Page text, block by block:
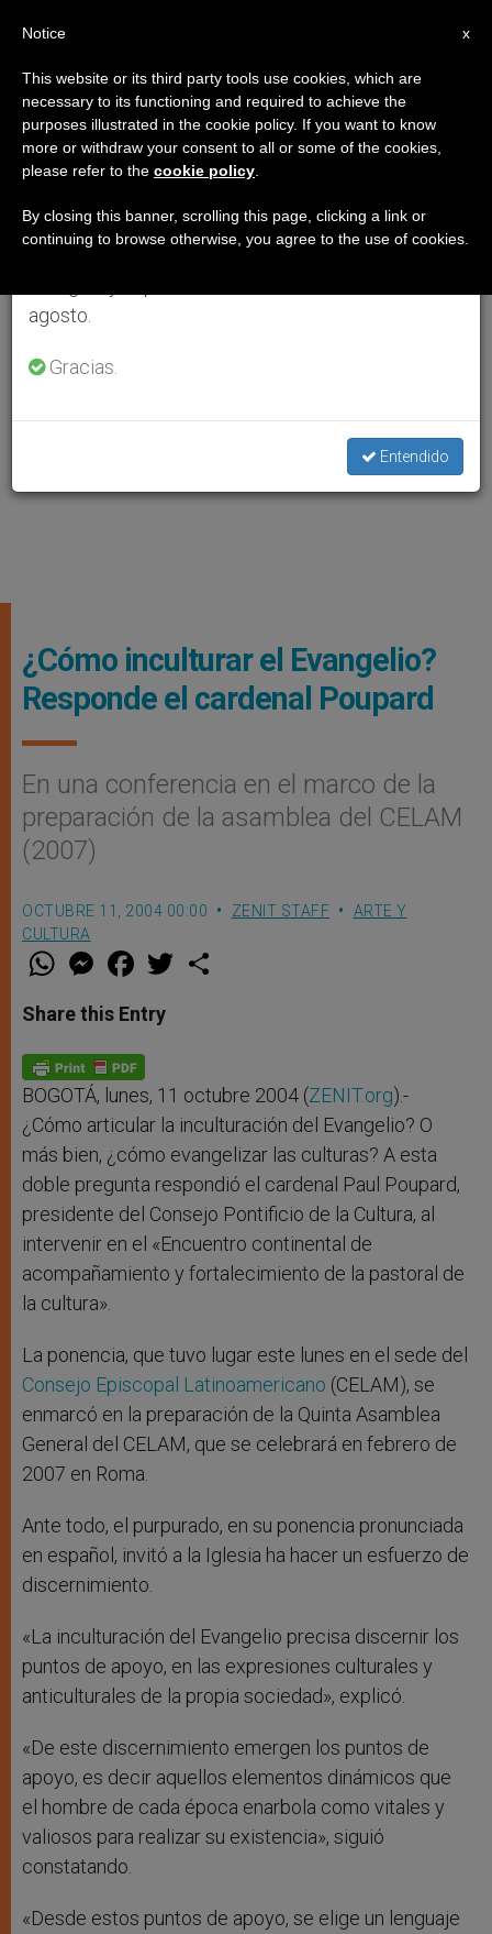
¿Cómo inculturar el Evangelio?
Responde el cardenal Poupard
En una conferencia en el marco de la
preparación de la asamblea del CELAM
(2007)
OCTUBRE 11, 2004 00:00 ZENIT STAFF
ARTE Y
CULTURA
W
t
s
p
p
M
e
s
e
g
e
F
a
e
b
o
k
w
Share this Entry
BOGOTÁ, lunes, 11 octubre 2004 (ZENIT.org).-
¿Cómo articular la inculturación del Evangelio? O
más bien, ¿cómo evangelizar las culturas? A esta
doble pregunta respondió el cardenal Paul Poupard,
presidente del Consejo Pontificio de la Cultura, al
intervenir en el «Encuentro continental de
acompañamiento y fortalecimiento de la pastoral de
la cultura».
La ponencia, que tuvo lugar este lunes en el sede del
Consejo Episcopal Latinoamericano (CELAM), se
enmarcó en la preparación de la Quinta Asamblea
General del CELAM, que se celebrará en febrero de
2007 en Roma.
Ante todo, el purpurado, en su ponencia pronunciada
en español, invitó a la Iglesia ha hacer un esfuerzo de
discernimiento.
«La inculturación del Evangelio precisa discernir los
puntos de apoyo, en las expresiones culturales y
anticulturales de la propia sociedad», explicó.
«De este discernimiento emergen los puntos de
apoyo, es decir aquellos elementos dinámicos que
el hombre de cada época enarbola como vitales y
valiosos para realizar su existencia», siguió
constatando.
«Desde estos puntos de apoyo, se elige un lenguaje
×
Aviso importante
Del 27 de julio al 7 de agosto haremos la pausa
anual, aprovechando que en el periodo de verano
se generan menos informaciones y también el
agosto.
Gracias.
Entendido
x
Notice
This website or its third party tools use cookies, which are
necessary to its functioning and required to achieve the
purposes illustrated in the cookie policy. If you want to know
more or withdraw your consent to all or some of the cookies,
please refer to the cookie policy
By closing this banner, scrolling this page, clicking a link or
continuing to browse otherwise, you agree to the use of cookies.